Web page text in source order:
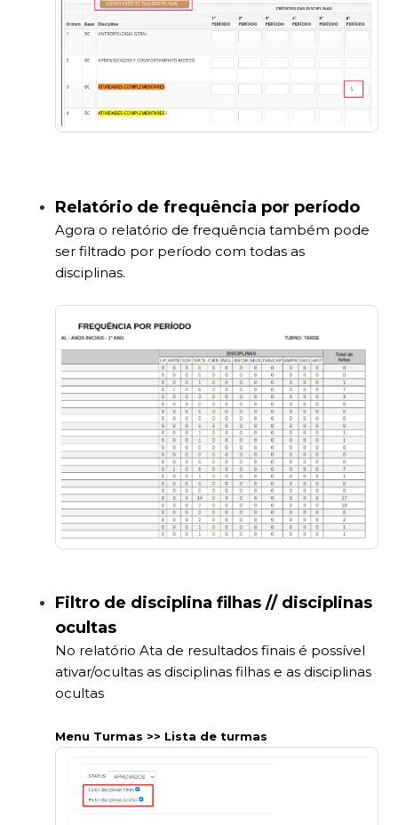
Relatório de frequência por período
Agora o relatório de frequência também pode
ser filtrado por período com todas as
disciplinas.
Filtro de disciplina filhas // disciplinas
ocultas
No relatório Ata de resultados finais é possível
ativar/ocultas as disciplinas filhas e as disciplinas
ocultas
Menu Turmas >> Lista de turmas